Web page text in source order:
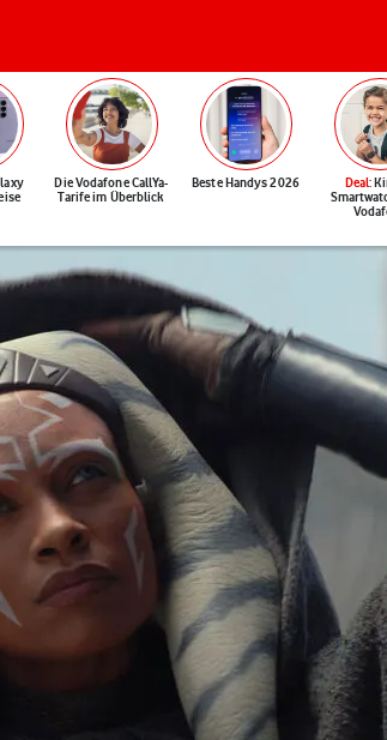
Die Vodafone CallYa-
Tarife im Überblick
Beste Handys 2026 Deal: